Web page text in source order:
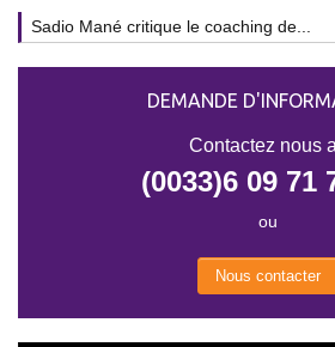
Sadio Mané critique le coaching de...
DEMANDE
Contactez nous
(0033)6 09 71
ou
Nous contacter